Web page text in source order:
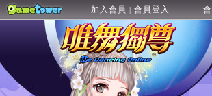
加入會員 | 會員登入